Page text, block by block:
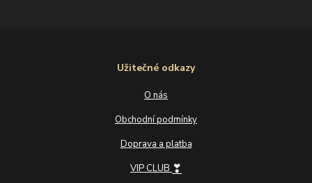
Užitečné odkazy
O nás
Obchodní podmínky
Doprava a platba
VIP CLUB ❣